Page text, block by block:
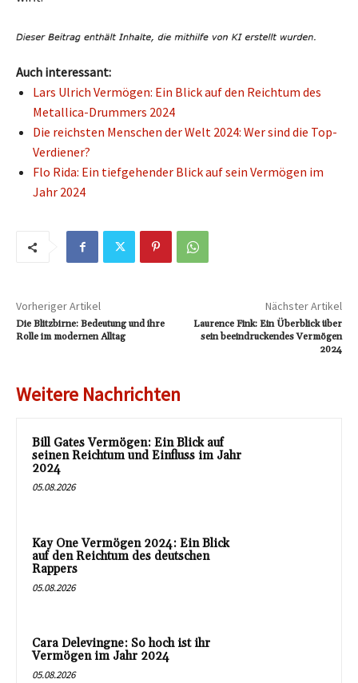
Auch interessant:
Lars Ulrich Vermögen: Ein Blick auf den Reichtum des
Metallica-Drummers 2024
Die reichsten Menschen der Welt 2024: Wer sind die Top-
Verdiener?
Flo Rida: Ein tiefgehender Blick auf sein Vermögen im
Jahr 2024
Vorheriger Artikel
Die Blitzbirne: Bedeutung und ihre
Rolle im modernen Alltag
Nächster Artikel
Laurence Fink: Ein Überblick über
sein beeindruckendes Vermögen
2024
Weitere Nachrichten
Bill Gates Vermögen: Ein Blick auf
seinen Reichtum und Einfluss im Jahr
2024
05.08.2026
Kay One Vermögen 2024: Ein Blick
auf den Reichtum des deutschen
Rappers
05.08.2026
Cara Delevingne: So hoch ist ihr
Vermögen im Jahr 2024
05.08.2026